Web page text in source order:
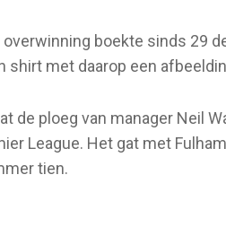
boekte sinds 29
shirt met daarop een
de ploeg van manager Neil
League. Het gat met
tien.